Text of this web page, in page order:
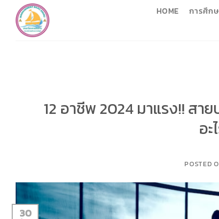
content
HOME การศึก
12 อาชีพ 2024 มาแรง!! สา
อ
POSTED
30